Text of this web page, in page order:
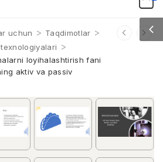
uchun > Taqdimotlar >
>
loyihalashtirish fani
aktiv va passiv